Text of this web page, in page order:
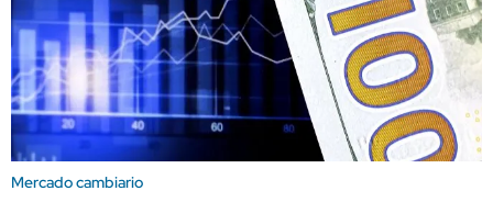
Mercado cambiario